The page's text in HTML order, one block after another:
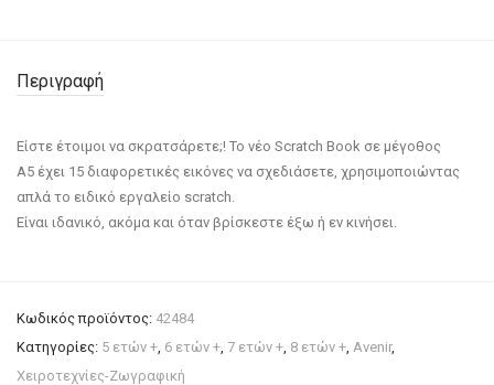
Περιγραφή
Είστε έτοιμοι να σκρατσάρετε;! Το νέο Scratch Book σε μέγοθος
Α5 έχει 15 διαφορετικές εικόνες να σχεδιάσετε, χρησιμοποιώντας
απλά το ειδικό εργαλείο scratch.
Είναι ιδανικό, ακόμα και όταν βρίσκεστε έξω ή εν κινήσει.
Κωδικός προϊόντος: 42484
Κατηγορίες: 5 ετών + 6 ετών + 7 ετών + 8 ετών + Avenir,
Χειροτεχνίες-Ζωγραφική